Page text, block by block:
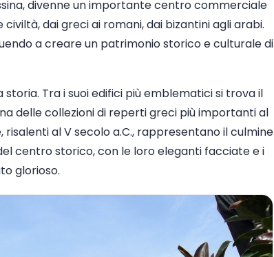
divenne un importante centro commerciale
dai greci ai romani, dai bizantini agli arabi.
a creare un patrimonio storico e culturale di
Tra i suoi edifici più emblematici si trova il
delle collezioni di reperti greci più importanti al
risalenti al V secolo a.C., rappresentano il culmine
centro storico, con le loro eleganti facciate e i
glorioso.